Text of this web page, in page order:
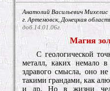
Анатолий Васильевич Михелис
г. Артемовск, Донецкая
доб.14.01.06г.
Магия
С геологической
металл, каких немало
здравого смысла, оно
такими грандами, как
и др. Но в жизни